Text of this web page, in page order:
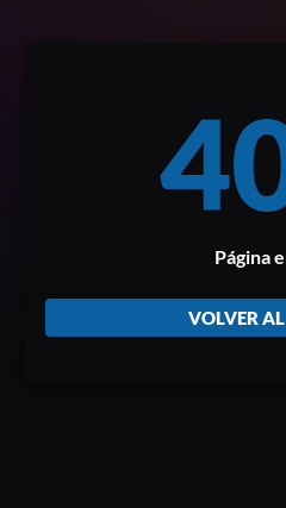
Página
VOLVER